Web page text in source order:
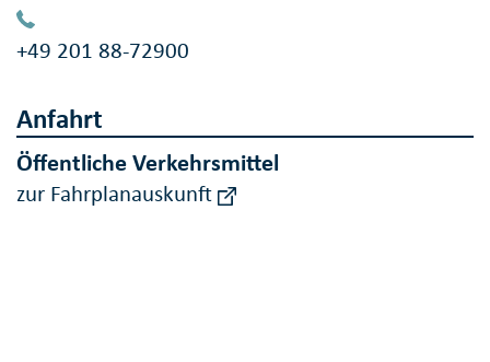
+49 201 88-72900
Anfahrt
Öffentliche Verkehrsmittel
zur Fahrplanauskunft